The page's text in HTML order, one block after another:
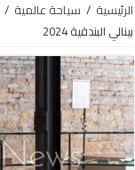
الرئيسية / سياحة عالمية /
بينالي البندقية 2024